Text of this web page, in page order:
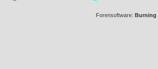
Forensoftware: Burning